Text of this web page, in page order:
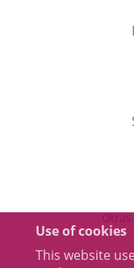
Use of cookies
This website